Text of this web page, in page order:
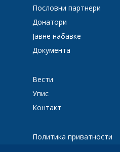
Пословни партнери
Донатори
Јавне набавке
Документа
Вести
Упис
Контакт
Политика приватности